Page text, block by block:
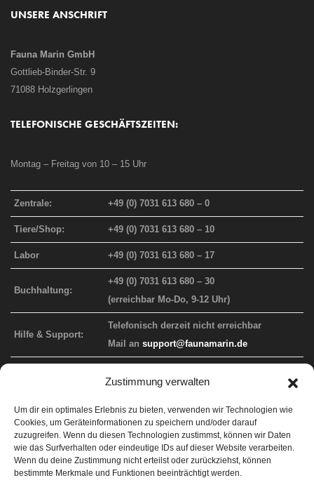
Zustimmung verwalten
Um dir ein optimales Erlebnis zu bieten, verwenden wir Technologien wie
Cookies, um Geräteinformationen zu speichern und/oder darauf
zuzugreifen. Wenn du diesen Technologien zustimmst, können wir Daten
wie das Surfverhalten oder eindeutige IDs auf dieser Website verarbeiten.
Wenn du deine Zustimmung nicht erteilst oder zurückziehst, können
bestimmte Merkmale und Funktionen beeinträchtigt werden.
UNSERE ANSCHRIFT
Fauna Marin GmbH
Gottlieb-Binder-Str. 9
71088 Holzgerlingen
TELEFONISCHE GESCHÄFTSZEITEN:
Montag – Freitag von 10 – 15 Uhr
Zentrale: +49 (0) 7031 613 680 – 0
Tiere/Shop: +49 (0) 7031 613 680 – 10
Labor +49 (0) 7031 613 680 – 17
Buchhaltung:
+49 (0) 7031 613 680 – 30
(erreichbar Mo-Do, 9-12 Uhr)
Hilfe & Support:
Telefonisch derzeit nicht erreichbar
Mail an support@faunamarin.de
FAUNA MARIN WEBAUFTRITT
Info-Website faunamarin.de
Endkunden-Shop faunamarincorals.de
Händler-Shop b2b.faunamarin.de